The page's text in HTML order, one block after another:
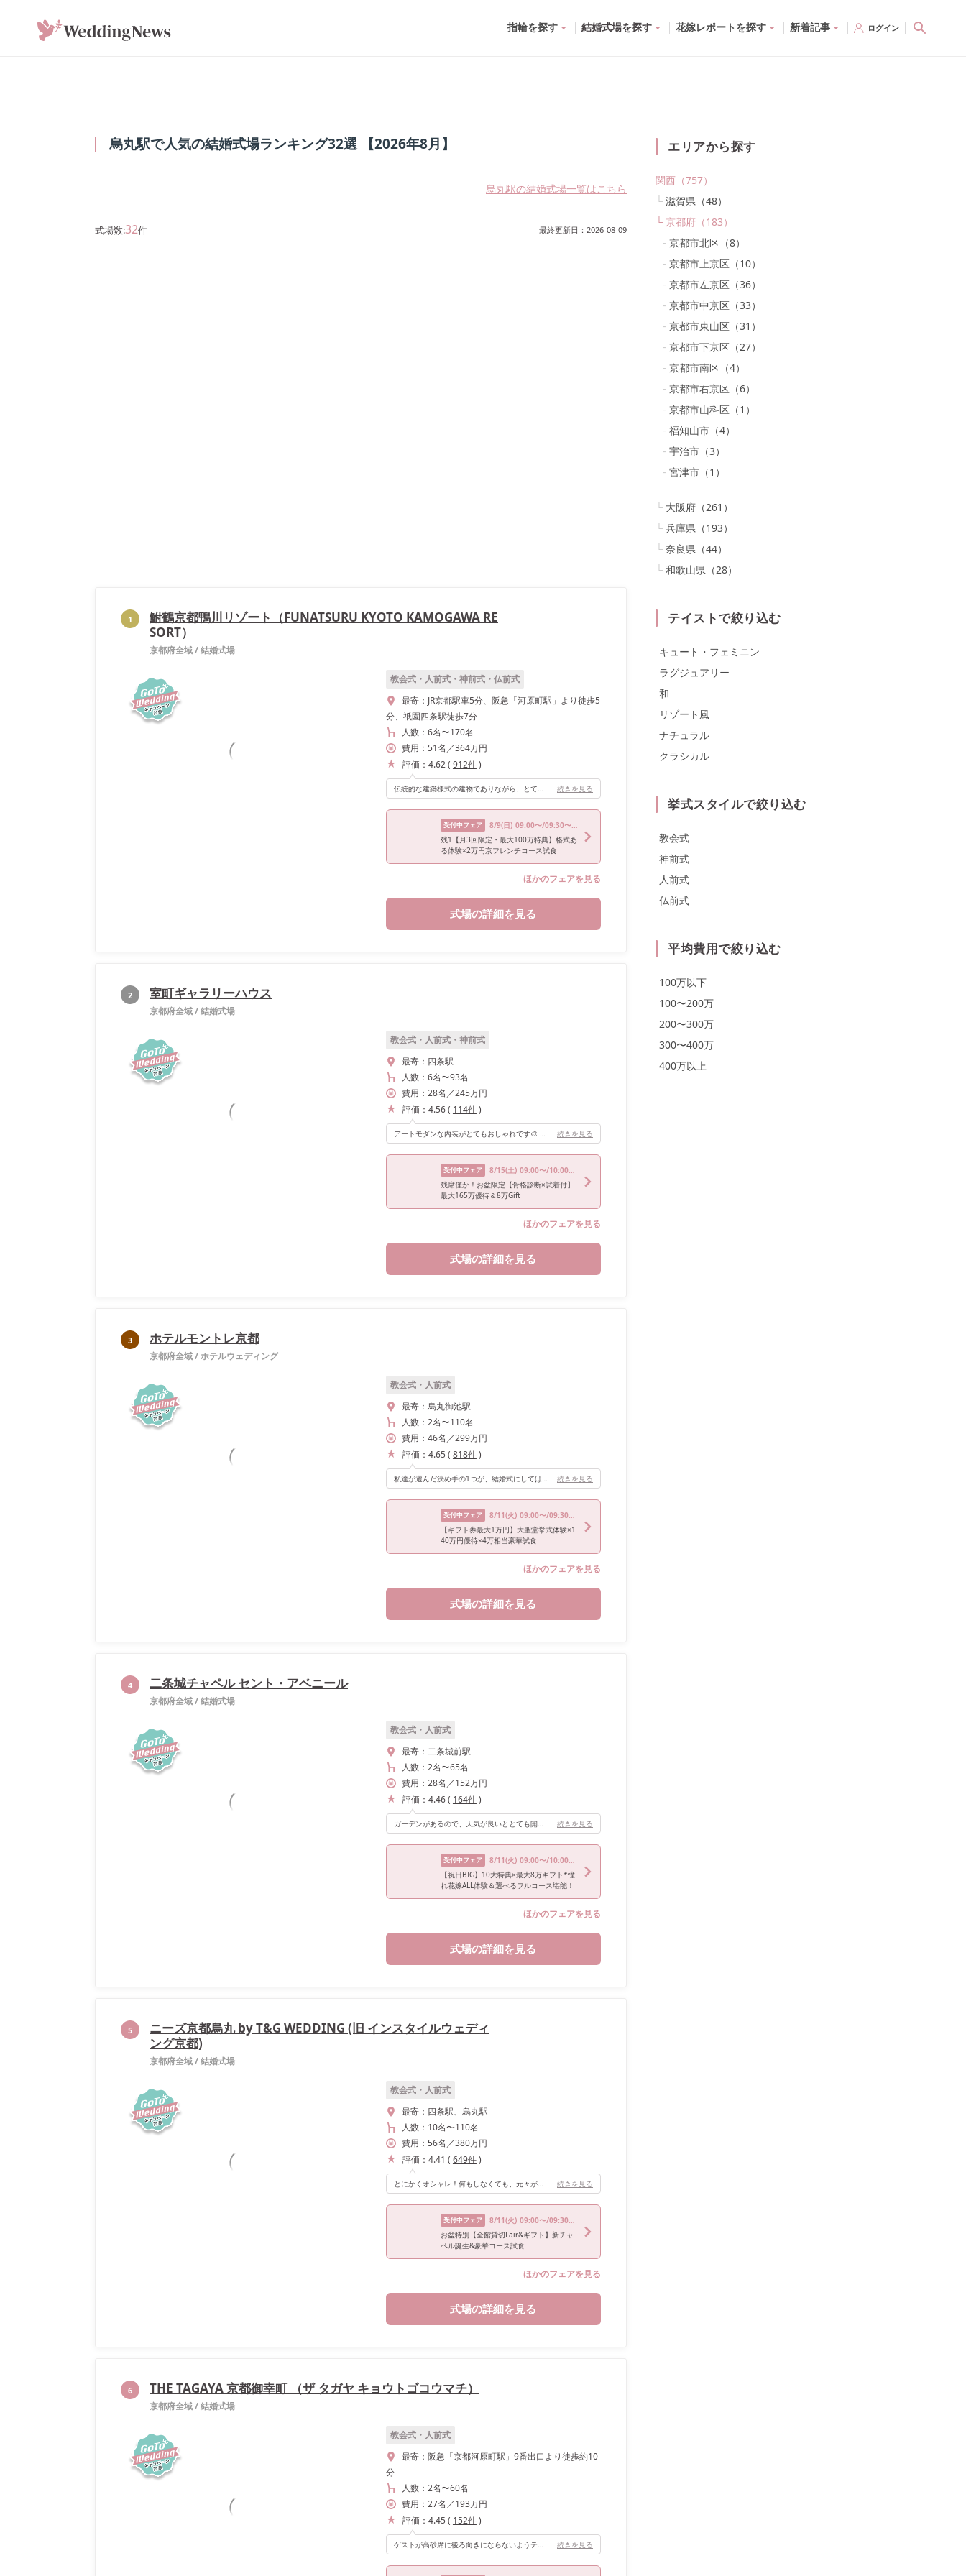
指輪を探す 結婚式場を探す 花嫁レポートを探す 新着記事 ログイン
エリアから探す
関西 （757）
滋賀県 （48）
京都府 （183）
京都市北区 （8）
京都市上京区 （10）
京都市左京区 （36）
京都市中京区 （33）
京都市東山区 （31 ）
京都市下京区 （27）
京都市南区 （4）
京都市右京区 （6）
京都市山科区 （1 ）
福知山市 （4）
宇治市 （3）
宮津市 （1 ）
大阪府 （261 ）
兵庫県 （193）
奈良県 （44）
和歌山県 （28）
テイストで絞り込む
キュート・フェミニン
ラグジュアリー
和
リゾート風
ナチュラル
クラシカル
挙式スタイルで絞り込む
教会式
神前式
人前式
仏前式
平均費用で絞り込む
100万以下
100〜200万
200〜300万
300〜400万
400万以上
烏丸駅で人気の結婚式場ランキング32選 【2026年8月】
烏丸駅の結婚式場一覧はこちら
式場数:32件 最終更新日： 2026-08-09
1
京都府全域/結婚式場
鮒鶴京都鴨川リゾート（FUNATSURU KYOTO KAMOGAWA RE
SORT）
教会式・人前式・神前式・仏前式
最寄： JR京都駅車5分、阪急「河原町駅」より徒歩5
分、祇園四条駅徒歩7分
人数： 6名〜170名
費用： 51名 ／364万円
評価： 4.62( 912件)
伝統的な建築様式の建物でありながら、とても天井が高く、広々とした空間です。 アンティークさと快適さがとても良く、空間だけでゲストに喜んでいただけると思います。 ゲスト案内の際に載っていただくエレベーターも、日本で2番めに古い現役エレベーターとのことで、歴史好きの方には楽しんでいただけると思います。 100名以上を収容できる空間で私たちのゲストは70名弱でしたが、寂しすぎることもなく、ゲスト同士が広々と交流できる余裕がありました。 私たちの年齢的にお子さま連れのゲストがやや多かったのですが、その点も安心していただけたかと思います。 続きを見る
受付中フェア 8/9(日) 09:00〜/09:30〜/14:00〜/15:00〜
残1【月3回限定・最大100万特典】格式あ
る体験×2万円京フレンチコース試食
ほかのフェアを見る
式場の詳細を見る
2
京都府全域/結婚式場
室町ギャラリーハウス
教会式・人前式・神前式
最寄： 四条駅
人数： 6名〜93名
費用： 28名 ／245万円
評価： 4.56( 114件)
アートモダンな内装がとてもおしゃれです🎨 小さなテラスも付いており、当日は晴れていたのでオードブルビュッフェをテラスで行いました🍽️ 続きを見る
受付中フェア 8/15(土) 09:00〜/10:00〜/12:00〜/13:30〜/17:30〜
残席僅か！お盆限定【骨格診断×試着付】
最大165万優待＆8万Gift
ほかのフェアを見る
式場の詳細を見る
3
京都府全域/ホテルウェディング
ホテルモントレ京都
教会式・人前式
最寄： 烏丸御池駅
人数： 2名〜110名
費用： 46名 ／299万円
評価： 4.65( 818件)
私達が選んだ決め手の1つが、結婚式にしては珍しくブラウンとゴールドでまとめられたモダンな披露宴会場です。白を基調とした明るい会場が多い中、落ち着いた大人ウェディングにぴったりな会場だと思います。 続きを見る
受付中フェア 8/11(火) 09:00〜/09:30〜/14:15〜/14:45〜
【ギフト券最大1万円】大聖堂挙式体験×1
40万円優待×4万相当豪華試食
ほかのフェアを見る
式場の詳細を見る
4
京都府全域/結婚式場
二条城チャペル セント・アベニール
教会式・人前式
最寄： 二条城前駅
人数： 2名〜65名
費用： 28名 ／152万円
評価： 4.46( 164件)
ガーデンがあるので、天気が良いととても開放感で素敵です！ 続きを見る
受付中フェア 8/11(火) 09:00〜/10:00〜/14:00〜/16:00〜/17:00〜
【祝日BIG】10大特典×最大8万ギフト*憧
れ花嫁ALL体験＆選べるフルコース堪能！
ほかのフェアを見る
式場の詳細を見る
5
京都府全域/結婚式場
ニーズ京都烏丸 by T&G WEDDING (旧 インスタイルウェディ
ング京都)
教会式・人前式
最寄： 四条駅、烏丸駅
人数： 10名〜110名
費用： 56名 ／380万円
評価： 4.41 ( 649件)
とにかくオシャレ！何もしなくても、元々がオシャレな空間です。 テーブルや椅子も木の温かみが溢れ、大きな窓から光が差し込み明るい披露宴会場です。 続きを見る
受付中フェア 8/11(火) 09:00〜/09:30〜/14:15〜/14:30〜/17:00〜
お盆特別【全館貸切Fair&ギフト】新チャ
ペル誕生&豪華コース試食
ほかのフェアを見る
式場の詳細を見る
6
京都府全域/結婚式場
THE TAGAYA 京都御幸町 （ザ タガヤ キョウトゴコウマチ）
教会式・人前式
最寄： 阪急「京都河原町駅」9番出口より徒歩約10
分
人数： 2名〜60名
費用： 27名 ／193万円
評価： 4.45( 152件)
ゲストが高砂席に後ろ向きにならないようテーブルは円形ではなく長方形になっていて、高砂席からもゲスト全員の表情が見えます。また少人数婚の私たちにはちょうどいい広さでした。 続きを見る